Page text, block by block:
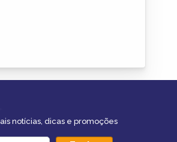
notícias, dicas e promoções